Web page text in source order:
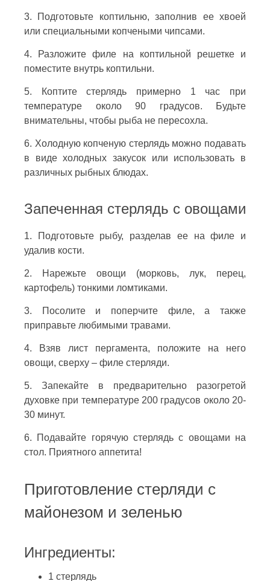
3. Подготовьте коптильню, заполнив ее хвоей
или специальными копчеными чипсами.
4. Разложите филе на коптильной решетке и
поместите внутрь коптильни.
5. Коптите стерлядь примерно 1 час при
температуре около 90 градусов. Будьте
внимательны, чтобы рыба не пересохла.
6. Холодную копченую стерлядь можно подавать
в виде холодных закусок или использовать в
различных рыбных блюдах.
Запеченная стерлядь с овощами
1. Подготовьте рыбу, разделав ее на филе и
удалив кости.
2. Нарежьте овощи (морковь, лук, перец,
картофель) тонкими ломтиками.
3. Посолите и поперчите филе, а также
приправьте любимыми травами.
4. Взяв лист пергамента, положите на него
овощи, сверху – филе стерляди.
5. Запекайте в предварительно разогретой
духовке при температуре 200 градусов около 20-
30 минут.
6. Подавайте горячую стерлядь с овощами на
стол. Приятного аппетита!
Приготовление стерляди с
майонезом и зеленью
Ингредиенты:
1 стерлядь